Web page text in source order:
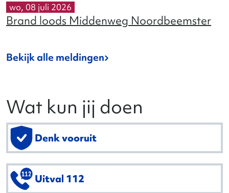
Brand loods Middenweg Noordbeemster
wo, 08 juli 2026
Bekijk alle meldingen
Wat kun jij doen
Denk vooruit
Uitval 112